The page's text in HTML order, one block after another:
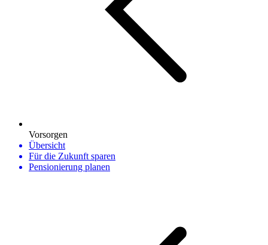
Vorsorgen
Übersicht
Für die Zukunft sparen
Pensionierung planen